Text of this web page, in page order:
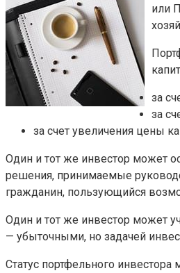
или
за
за
за счет увеличения цены
Один и тот же инвестор может
решения, принимаемые
гражданин, пользующийся
Один и тот же инвестор может
— убыточными, но задачей
Статус портфельного